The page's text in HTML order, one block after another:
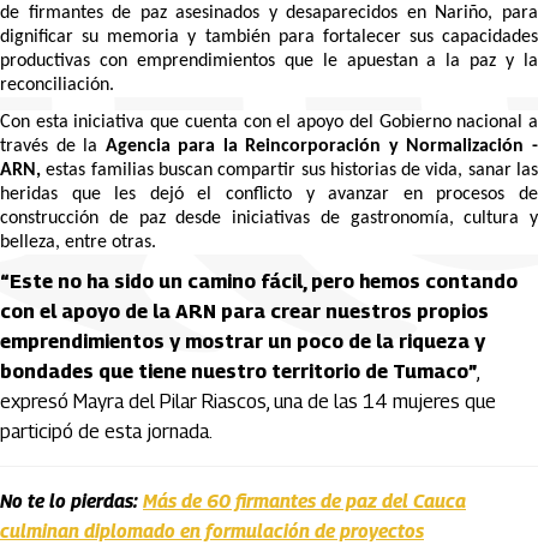
de firmantes de paz asesinados y desaparecidos en Nariño, para
dignificar su memoria y también para fortalecer sus capacidades
productivas con emprendimientos que le apuestan a la paz y la
reconciliación.
Con esta iniciativa que cuenta con el apoyo del Gobierno nacional a
través de la Agencia para la Reincorporación y Normalización -
ARN, estas familias buscan compartir sus historias de vida, sanar las
heridas que les dejó el conflicto y avanzar en procesos de
construcción de paz desde iniciativas de gastronomía, cultura y
belleza, entre otras.
“Este no ha sido un camino fácil, pero hemos contando
con el apoyo de la ARN para crear nuestros propios
emprendimientos y mostrar un poco de la riqueza y
bondades que tiene nuestro territorio de Tumaco”,
expresó Mayra del Pilar Riascos, una de las 14 mujeres que
participó de esta jornada.
No te lo pierdas: Más de 60 firmantes de paz del Cauca
culminan diplomado en formulación de proyectos